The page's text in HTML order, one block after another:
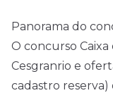
Panorama do
O concurso
Cesgranrio e
cadastro